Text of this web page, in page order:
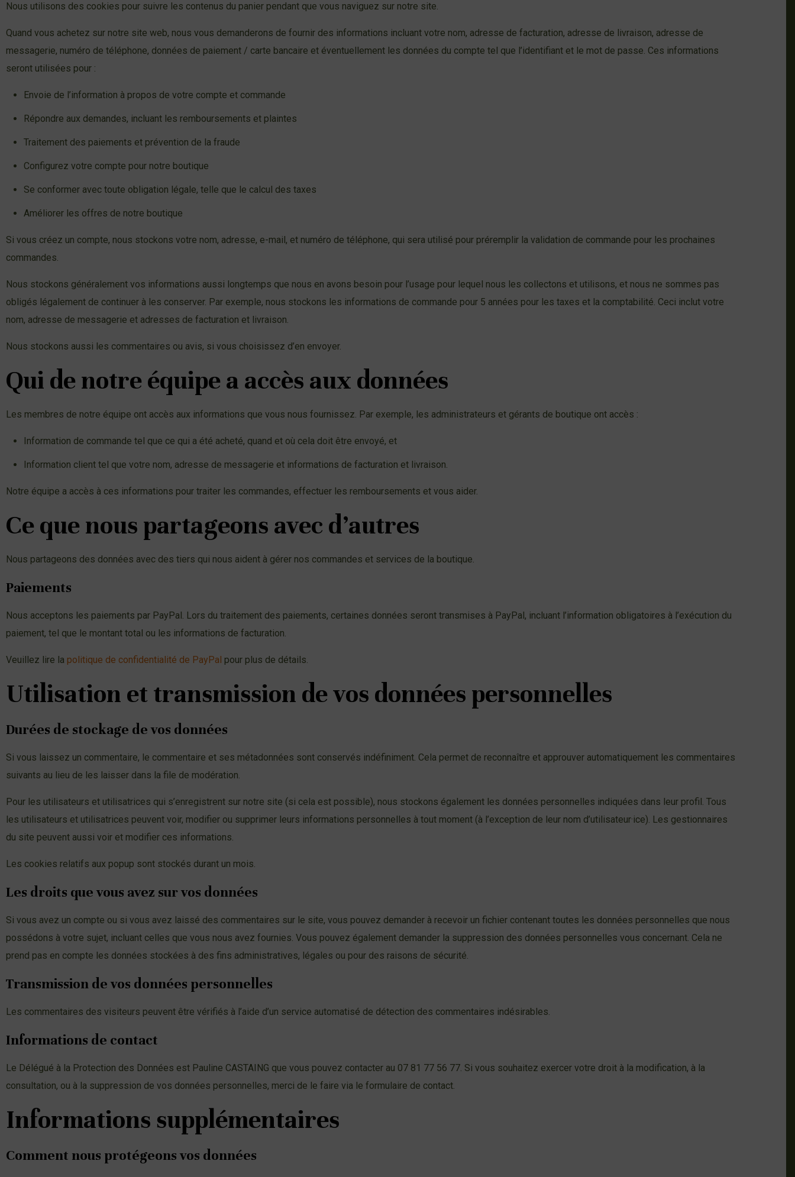
Nous utilisons des cookies pour suivre les contenus du panier pendant que vous naviguez sur notre site.
Quand vous achetez sur notre site web, nous vous demanderons de fournir des informations incluant votre nom, adresse de facturation, adresse de livraison, adresse de
messagerie, numéro de téléphone, données de paiement / carte bancaire et éventuellement les données du compte tel que l’identifiant et le mot de passe. Ces informations
seront utilisées pour :
Envoie de l’information à propos de votre compte et commande
Répondre aux demandes, incluant les remboursements et plaintes
Traitement des paiements et prévention de la fraude
Configurez votre compte pour notre boutique
Se conformer avec toute obligation légale, telle que le calcul des taxes
Améliorer les offres de notre boutique
Si vous créez un compte, nous stockons votre nom, adresse, e-mail, et numéro de téléphone, qui sera utilisé pour préremplir la validation de commande pour les prochaines
commandes.
Nous stockons généralement vos informations aussi longtemps que nous en avons besoin pour l’usage pour lequel nous les collectons et utilisons, et nous ne sommes pas
obligés légalement de continuer à les conserver. Par exemple, nous stockons les informations de commande pour 5 années pour les taxes et la comptabilité. Ceci inclut votre
nom, adresse de messagerie et adresses de facturation et livraison.
Nous stockons aussi les commentaires ou avis, si vous choisissez d’en envoyer.
Qui de notre équipe a accès aux données
Les membres de notre équipe ont accès aux informations que vous nous fournissez. Par exemple, les administrateurs et gérants de boutique ont accès :
Information de commande tel que ce qui a été acheté, quand et où cela doit être envoyé, et
Information client tel que votre nom, adresse de messagerie et informations de facturation et livraison.
Notre équipe a accès à ces informations pour traiter les commandes, effectuer les remboursements et vous aider.
Ce que nous partageons avec d’autres
Nous partageons des données avec des tiers qui nous aident à gérer nos commandes et services de la boutique.
Paiements
Nous acceptons les paiements par PayPal. Lors du traitement des paiements, certaines données seront transmises à PayPal, incluant l’information obligatoires à l’exécution du
paiement, tel que le montant total ou les informations de facturation.
Veuillez lire la politique de confidentialité de PayPal pour plus de détails.
Utilisation et transmission de vos données personnelles
Durées de stockage de vos données
Si vous laissez un commentaire, le commentaire et ses métadonnées sont conservés indéfiniment. Cela permet de reconnaître et approuver automatiquement les commentaires
suivants au lieu de les laisser dans la file de modération.
Pour les utilisateurs et utilisatrices qui s’enregistrent sur notre site (si cela est possible), nous stockons également les données personnelles indiquées dans leur profil. Tous
les utilisateurs et utilisatrices peuvent voir, modifier ou supprimer leurs informations personnelles à tout moment (à l’exception de leur nom d’utilisateur·ice). Les gestionnaires
du site peuvent aussi voir et modifier ces informations.
Les cookies relatifs aux popup sont stockés durant un mois.
Les droits que vous avez sur vos données
Si vous avez un compte ou si vous avez laissé des commentaires sur le site, vous pouvez demander à recevoir un fichier contenant toutes les données personnelles que nous
possédons à votre sujet, incluant celles que vous nous avez fournies. Vous pouvez également demander la suppression des données personnelles vous concernant. Cela ne
prend pas en compte les données stockées à des fins administratives, légales ou pour des raisons de sécurité.
Transmission de vos données personnelles
Les commentaires des visiteurs peuvent être vérifiés à l’aide d’un service automatisé de détection des commentaires indésirables.
Informations de contact
Le Délégué à la Protection des Données est Pauline CASTAING que vous pouvez contacter au 07 81 77 56 77. Si vous souhaitez exercer votre droit à la modification, à la
consultation, ou à la suppression de vos données personnelles, merci de le faire via le formulaire de contact.
Informations supplémentaires
Comment nous protégeons vos données